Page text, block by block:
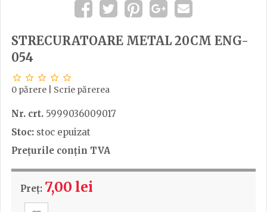
STRECURATOARE METAL 20CM ENG-
054
0 părere Scrie părerea
Nr. crt. 5999036009017
Stoc: stoc epuizat
Prețurile conțin TVA
Preț: 7,00 lei